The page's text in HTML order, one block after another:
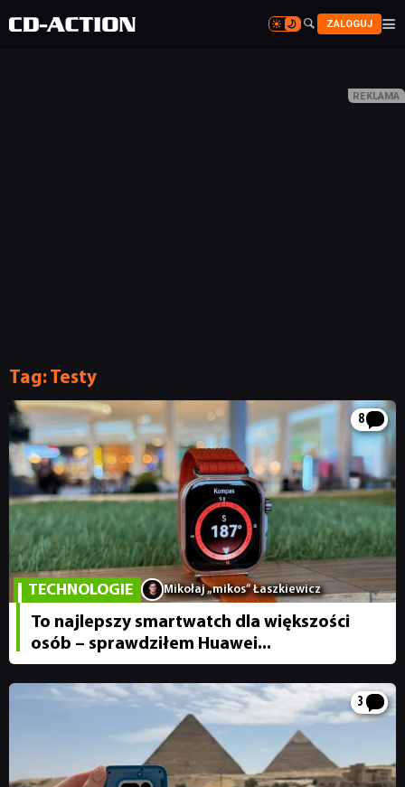

 ZALOGUJ 

NEWSY
Tag:Testy
8
TECHNOLOGIE Mikołaj „mikos” Łaszkiewicz
To najlepszy smartwatch dla większości
osób – sprawdziłem Huawei...
3